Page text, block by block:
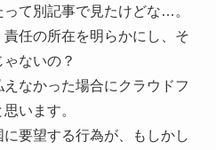
て別記事で見たけどな…。
任の所在を明らかにし、そ
ないの？
なかった場合にクラウドフ
います。
要望する行為が、もしかし